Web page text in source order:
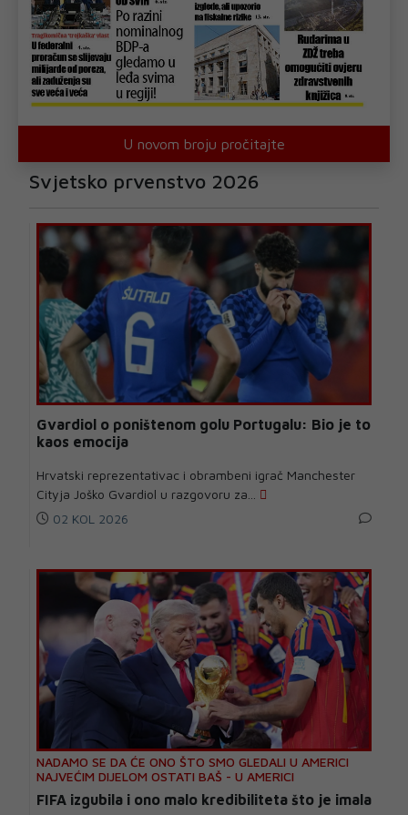
U novom broju pročitajte
Svjetsko prvenstvo 2026
Gvardiol o poništenom golu Portugalu: Bio je to
kaos emocija
Hrvatski reprezentativac i obrambeni igrač Manchester
Cityja Joško Gvardiol u razgovoru za...
02 KOL 2026
NADAMO SE DA ĆE ONO ŠTO SMO GLEDALI U AMERICI
NAJVEĆIM DIJELOM OSTATI BAŠ - U AMERICI
FIFA izgubila i ono malo kredibiliteta što je imala